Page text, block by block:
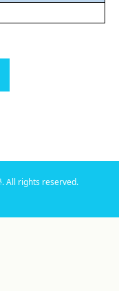
All rights reserved.